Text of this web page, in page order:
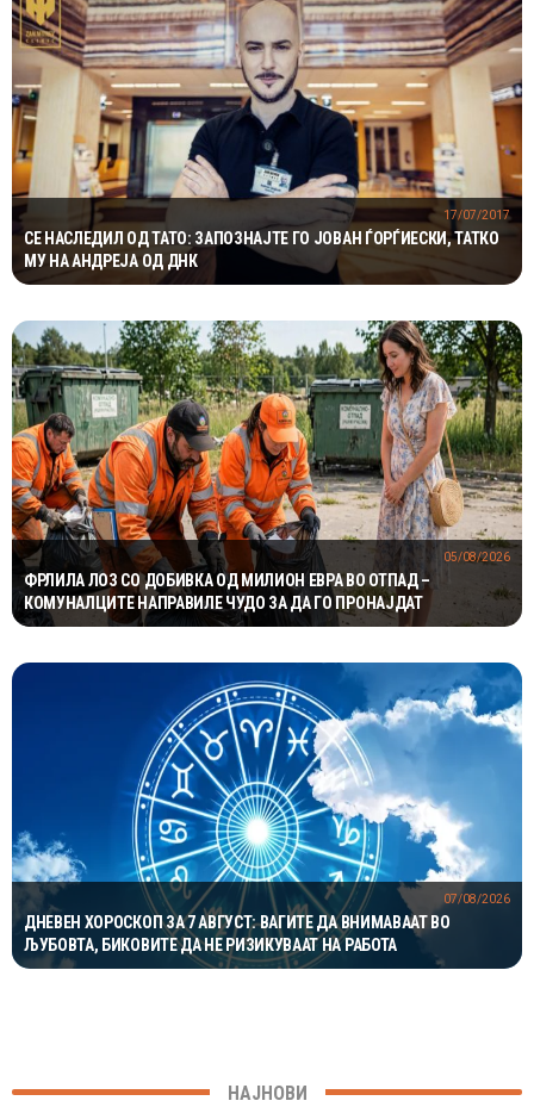
СЕ НАСЛЕДИЛ ОД ТАТО: ЗАПОЗНАЈТЕ ГО ЈОВАН ЃОРЃИЕСКИ, ТАТКО
МУ НА АНДРЕЈА ОД ДНК
17/07/2017
ФРЛИЛА ЛОЗ СО ДОБИВКА ОД МИЛИОН ЕВРА ВО ОТПАД –
КОМУНАЛЦИТЕ НАПРАВИЛЕ ЧУДО ЗА ДА ГО ПРОНАЈДАТ
05/08/2026
ДНЕВЕН ХОРОСКОП ЗА 7 АВГУСТ: ВАГИТЕ ДА ВНИМАВААТ ВО
ЉУБОВТА, БИКОВИТЕ ДА НЕ РИЗИКУВААТ НА РАБОТА
07/08/2026
НАЈНОВИ